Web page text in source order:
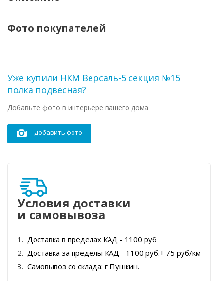
Фото покупателей
Уже купили НКМ Версаль-5 секция №15
полка подвесная?
Добавьте фото в интерьере вашего дома
Добавить фото
Условия доставки
и самовывоза
Доставка в пределах КАД - 1100 руб
Доставка за пределы КАД - 1100 руб.+ 75 руб/км
Самовывоз со склада: г Пушкин.